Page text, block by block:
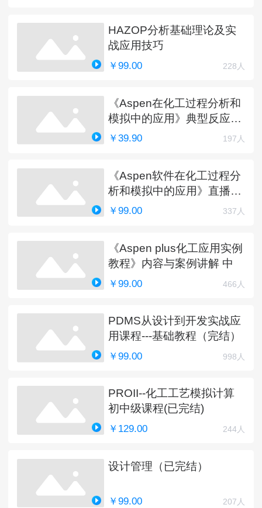
HAZOP分析基础理论及实
战应用技巧
￥99.00 228人
《Aspen在化工过程分析和
模拟中的应用》典型反应工
艺详解
￥39.90 197人
《Aspen软件在化工过程分
析和模拟中的应用》直播课
程（完）
￥99.00 337人
《Aspen plus化工应用实例
教程》内容与案例讲解 中
￥99.00 466人
PDMS从设计到开发实战应
用课程---基础教程（完结）
￥99.00 998人
PROII--化工工艺模拟计算
初中级课程(已完结)
￥129.00 244人
设计管理（已完结）
￥99.00 207人